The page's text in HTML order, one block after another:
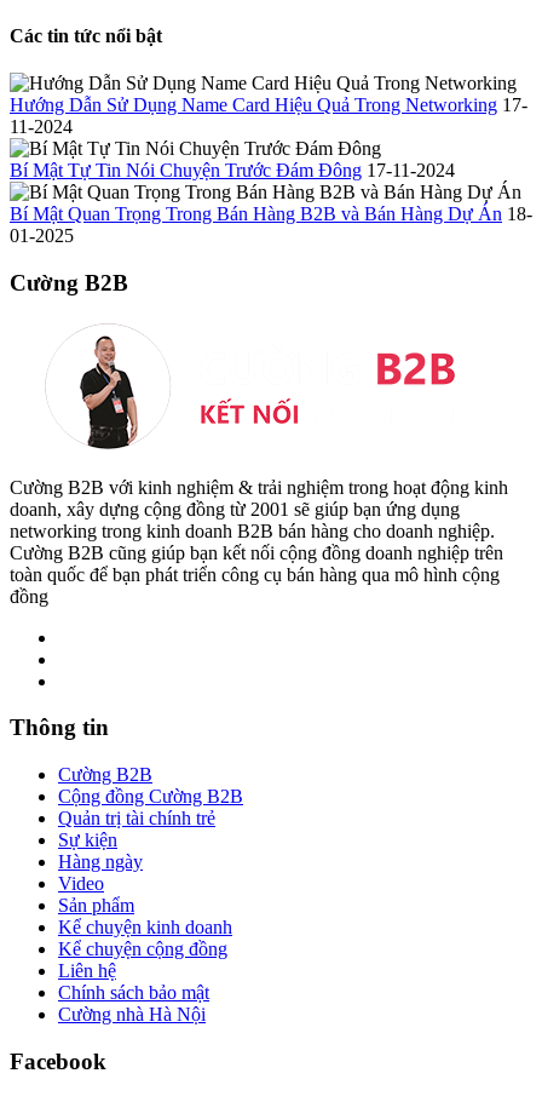
Các tin tức nổi bật
Hướng Dẫn Sử Dụng Name Card Hiệu Quả Trong Networking 17-
11-2024
Bí Mật Tự Tin Nói Chuyện Trước Đám Đông 17-11-2024
Bí Mật Quan Trọng Trong Bán Hàng B2B và Bán Hàng Dự Án 18-
01-2025
Cường B2B
Cường B2B với kinh nghiệm & trải nghiệm trong hoạt động kinh
doanh, xây dựng cộng đồng từ 2001 sẽ giúp bạn ứng dụng
networking trong kinh doanh B2B bán hàng cho doanh nghiệp.
Cường B2B cũng giúp bạn kết nối cộng đồng doanh nghiệp trên
toàn quốc để bạn phát triển công cụ bán hàng qua mô hình cộng
đồng
Thông tin
Cường B2B
Cộng đồng Cường B2B
Quản trị tài chính trẻ
Sự kiện
Hàng ngày
Video
Sản phẩm
Kể chuyện kinh doanh
Kể chuyện cộng đồng
Liên hệ
Chính sách bảo mật
Cường nhà Hà Nội
Facebook